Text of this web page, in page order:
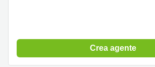
Crea agente